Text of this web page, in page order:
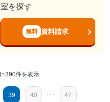
やり直す意味では良かっ
塾してしまったため、評価
は相談しやすそうだと思っ
月)
高いが、小さいところだった
学生や中学生の普段の勉強
ったら増やしたり大変だっ
良いと思った。一人一人に
を探す
無料 資料請求
件を表示
39 40 ･･･ 47